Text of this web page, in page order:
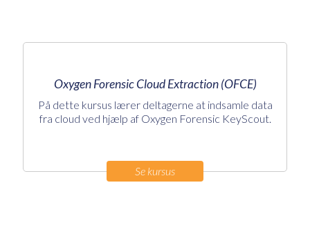
Oxygen Forensic Cloud Extraction (OFCE)
På dette kursus lærer deltagerne at indsamle data
fra cloud ved hjælp af Oxygen Forensic KeyScout.
Se kursus